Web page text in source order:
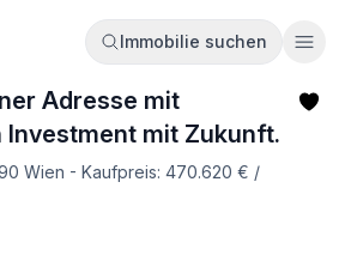
Immobilie suchen
Adresse mit
Investment mit Zukunft.
Wien - Kaufpreis: 470.620 € /